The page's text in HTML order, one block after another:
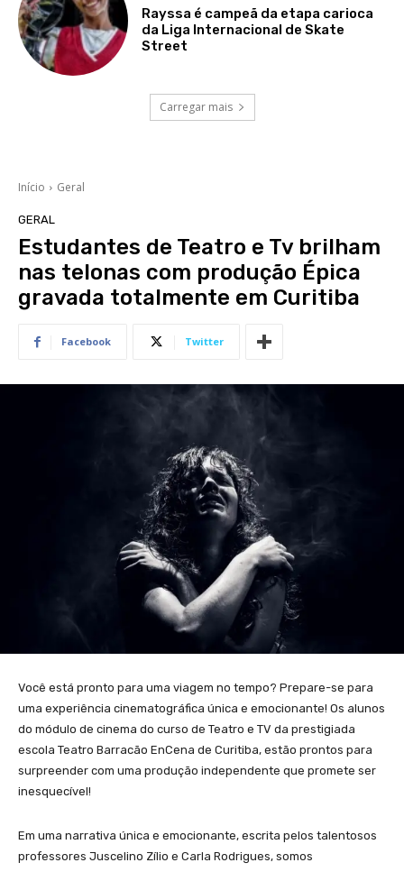
Rayssa é campeã da etapa carioca
da Liga Internacional de Skate
Street
Carregar mais